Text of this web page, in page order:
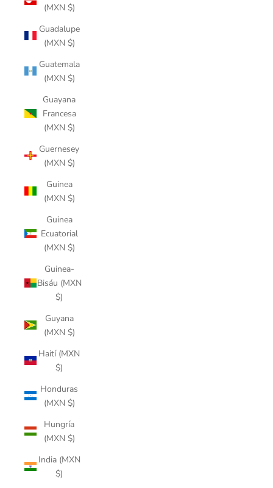
(MXN $)
Guadalupe
(MXN $)
Guatemala
(MXN $)
Guayana
Francesa
(MXN $)
Guernesey
(MXN $)
Guinea
(MXN $)
Guinea
Ecuatorial
(MXN $)
Guinea-
Bisáu (MXN
$)
Guyana
(MXN $)
Haití (MXN
$)
Honduras
(MXN $)
Hungría
(MXN $)
India (MXN
$)